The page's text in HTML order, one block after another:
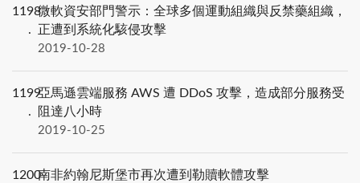
1198微軟資安部門警示：全球多個運動組織與反禁藥組織，
正遭到系統化駭侵攻擊
2019-10-28
1199亞馬遜雲端服務 AWS 遭 DDoS 攻擊，造成部分服務受
阻達八小時
2019-10-25
1200南非約翰尼斯堡市再次遭到勒贖軟體攻擊